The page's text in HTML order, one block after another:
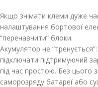
Якщо знімати клеми дуже
налаштування бортової
“перенавчити” блоки.
Акумулятор не
підключати підтримуючий
під час простою. Без цього
само­розряду батареї або